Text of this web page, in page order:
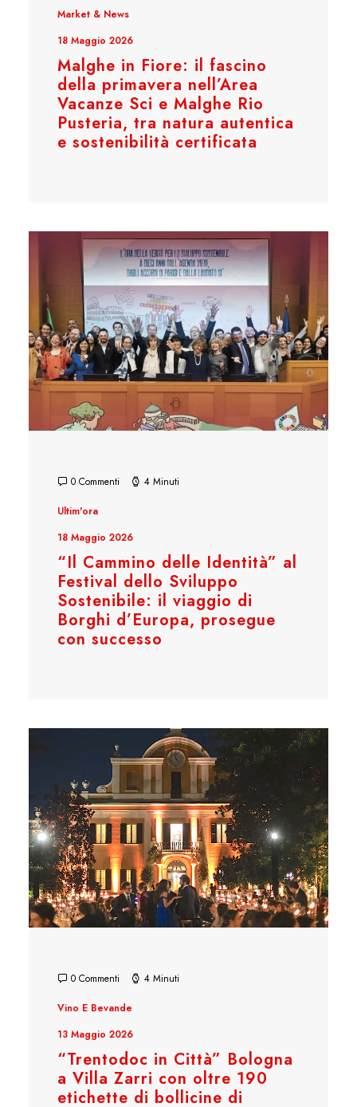
Market & News
18 Maggio 2026
Malghe in Fiore: il fascino
della primavera nell’Area
Vacanze Sci e Malghe Rio
Pusteria, tra natura autentica
e sostenibilità certificata
0 Commenti 4 Minuti
Ultim'ora
18 Maggio 2026
“Il Cammino delle Identità” al
Festival dello Sviluppo
Sostenibile: il viaggio di
Borghi d’Europa, prosegue
con successo
0 Commenti 4 Minuti
Vino E Bevande
13 Maggio 2026
“Trentodoc in Città” Bologna
a Villa Zarri con oltre 190
etichette di bollicine di